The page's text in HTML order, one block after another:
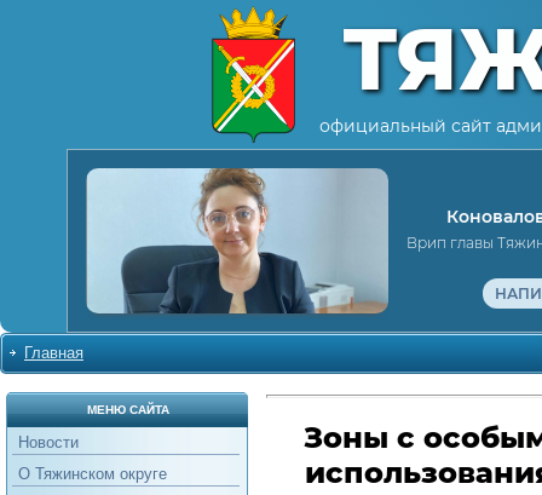
официальный сайт
Врип главы
Главная
МЕНЮ САЙТА
Новости
О Тяжинском округе
Зоны с